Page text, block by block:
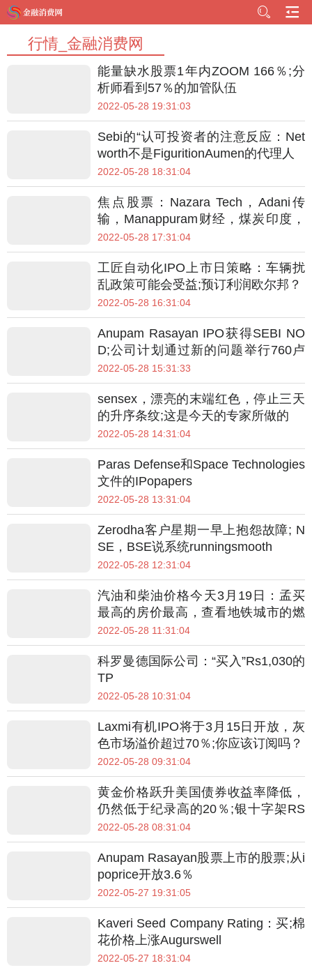
行情_金融消费网
能量缺水股票1年内ZOOM 166％;分
析师看到57％的加管队伍
2022-05-28 19:31:03
Sebi的“认可投资者的注意反应：Net
worth不是FiguritionAumen的代理人
2022-05-28 18:31:04
焦点股票：Nazara Tech，Adani传
输，Manappuram财经，煤炭印度，
Dreddy的
2022-05-28 17:31:04
工匠自动化IPO上市日策略：车辆扰
乱政策可能会受益;预订利润欧尔邦？
2022-05-28 16:31:04
Anupam Rasayan IPO获得SEBI NO
D;公司计划通过新的问题举行760卢
比
2022-05-28 15:31:33
sensex，漂亮的末端红色，停止三天
的升序条纹;这是今天的专家所做的
2022-05-28 14:31:04
Paras Defense和Space Technologies
文件的IPopapers
2022-05-28 13:31:04
Zerodha客户星期一早上抱怨故障; N
SE，BSE说系统runningsmooth
2022-05-28 12:31:04
汽油和柴油价格今天3月19日：孟买
最高的房价最高，查看地铁城市的燃
油价格
2022-05-28 11:31:04
科罗曼德国际公司：“买入”Rs1,030的
TP
2022-05-28 10:31:04
Laxmi有机IPO将于3月15日开放，灰
色市场溢价超过70％;你应该订阅吗？
2022-05-28 09:31:04
黄金价格跃升美国债券收益率降低，
仍然低于纪录高的20％;银十字架RS
65,000 Perkg
2022-05-28 08:31:04
Anupam Rasayan股票上市的股票;从i
poprice开放3.6％
2022-05-27 19:31:05
Kaveri Seed Company Rating：买;棉
花价格上涨Augurswell
2022-05-27 18:31:04